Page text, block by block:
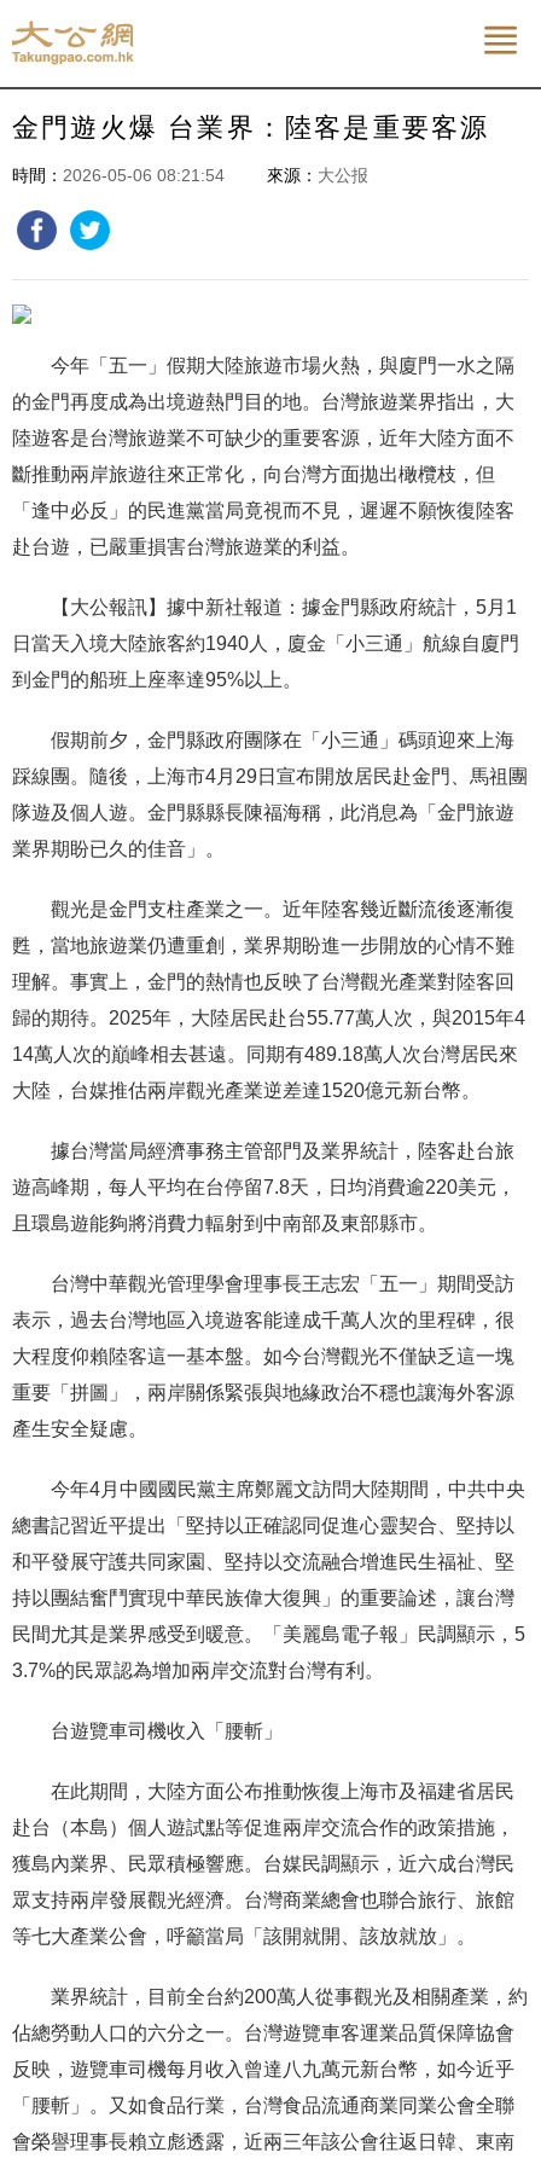
 
金門遊火爆 台業界：陸客是重要客源
時間： 2026-05-06 08:21:54 來源： 大公报
今年「五一」假期大陸旅遊市場火熱，與廈門一水之隔
的金門再度成為出境遊熱門目的地。台灣旅遊業界指出，大
陸遊客是台灣旅遊業不可缺少的重要客源，近年大陸方面不
斷推動兩岸旅遊往來正常化，向台灣方面拋出橄欖枝，但
「逢中必反」的民進黨當局竟視而不見，遲遲不願恢復陸客
赴台遊，已嚴重損害台灣旅遊業的利益。
【大公報訊】據中新社報道：據金門縣政府統計，5月1
日當天入境大陸旅客約1940人，廈金「小三通」航線自廈門
到金門的船班上座率達95%以上。
假期前夕，金門縣政府團隊在「小三通」碼頭迎來上海
踩線團。隨後，上海市4月29日宣布開放居民赴金門、馬祖團
隊遊及個人遊。金門縣縣長陳福海稱，此消息為「金門旅遊
業界期盼已久的佳音」。
觀光是金門支柱產業之一。近年陸客幾近斷流後逐漸復
甦，當地旅遊業仍遭重創，業界期盼進一步開放的心情不難
理解。事實上，金門的熱情也反映了台灣觀光產業對陸客回
歸的期待。2025年，大陸居民赴台55.77萬人次，與2015年4
14萬人次的巔峰相去甚遠。同期有489.18萬人次台灣居民來
大陸，台媒推估兩岸觀光產業逆差達1520億元新台幣。
據台灣當局經濟事務主管部門及業界統計，陸客赴台旅
遊高峰期，每人平均在台停留7.8天，日均消費逾220美元，
且環島遊能夠將消費力輻射到中南部及東部縣市。
台灣中華觀光管理學會理事長王志宏「五一」期間受訪
表示，過去台灣地區入境遊客能達成千萬人次的里程碑，很
大程度仰賴陸客這一基本盤。如今台灣觀光不僅缺乏這一塊
重要「拼圖」，兩岸關係緊張與地緣政治不穩也讓海外客源
產生安全疑慮。
今年4月中國國民黨主席鄭麗文訪問大陸期間，中共中央
總書記習近平提出「堅持以正確認同促進心靈契合、堅持以
和平發展守護共同家園、堅持以交流融合增進民生福祉、堅
持以團結奮鬥實現中華民族偉大復興」的重要論述，讓台灣
民間尤其是業界感受到暖意。「美麗島電子報」民調顯示，5
3.7%的民眾認為增加兩岸交流對台灣有利。
台遊覽車司機收入「腰斬」
在此期間，大陸方面公布推動恢復上海市及福建省居民
赴台（本島）個人遊試點等促進兩岸交流合作的政策措施，
獲島內業界、民眾積極響應。台媒民調顯示，近六成台灣民
眾支持兩岸發展觀光經濟。台灣商業總會也聯合旅行、旅館
等七大產業公會，呼籲當局「該開就開、該放就放」。
業界統計，目前全台約200萬人從事觀光及相關產業，約
佔總勞動人口的六分之一。台灣遊覽車客運業品質保障協會
反映，遊覽車司機每月收入曾達八九萬元新台幣，如今近乎
「腰斬」。又如食品行業，台灣食品流通商業同業公會全聯
會榮譽理事長賴立彪透露，近兩三年該公會往返日韓、東南